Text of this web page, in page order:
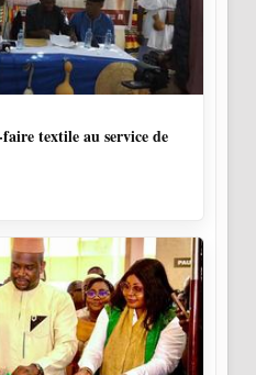
textile au service de